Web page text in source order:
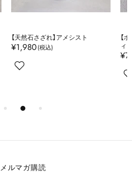
【ホーリーウッド】パロサント ステ
ィック
メルマガ購読